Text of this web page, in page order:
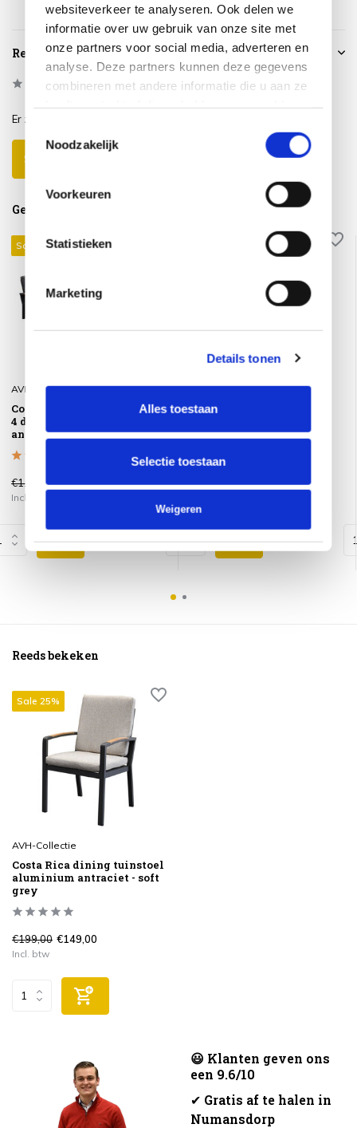
websiteverkeer te analyseren. Ook delen we
informatie over uw gebruik van onze site met
onze partners voor social media, adverteren en
analyse. Deze partners kunnen deze gegevens
combineren met andere informatie die u aan ze
Noodzakelijk
Voorkeuren
Statistieken
Marketing
Details tonen
Alles toestaan
Selectie toestaan
Weigeren
Reviews
0/5 Based on 0 reviews
Er zijn nog geen reviews geschreven over dit product..
Schrijf je eigen review
Gerelateerde producten
Sale 30%
AVH-Collectie
Costa Rica hoek loungeset
4 delig aluminium
antraciet
€1.849,00 €1.299,00
Incl. btw
4 Seasons Outdoor
Teak Shield 4-Seasons
€39,95
Reeds bekeken
Sale 25%
AVH-Collectie
Costa Rica dining tuinstoel
aluminium antraciet - soft
grey
€199,00 €149,00
Incl. btw
😃 Klanten geven ons
een 9.6/10
✔ Gratis af te halen in
Numansdorp